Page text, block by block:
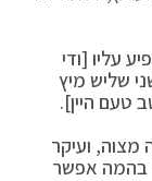
עליו [ודי
שליש מיץ
טעם היין].
מצוה, ועיקר
בהמה אפשר